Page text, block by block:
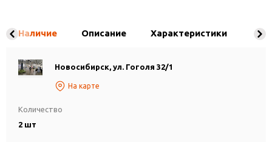
Наличие Описание Характеристики
Новосибирск, ул. Гоголя 32/1
На карте
Количество
2 шт